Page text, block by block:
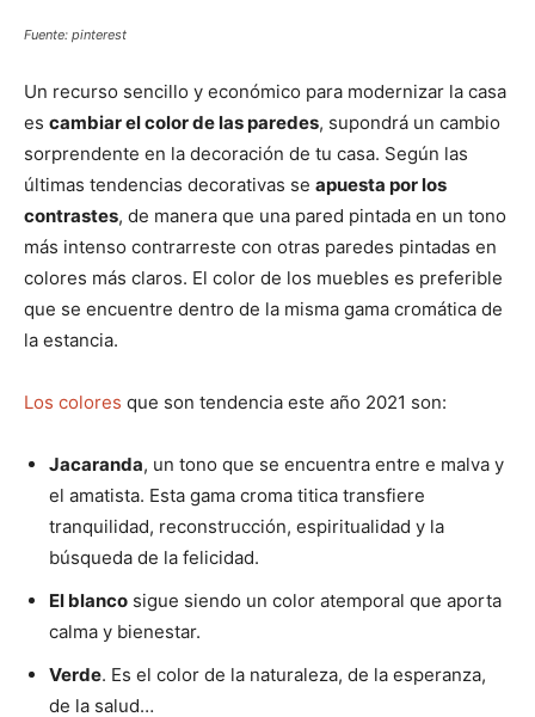
Fuente: pinterest
Un recurso sencillo y económico para modernizar la casa
es cambiar el color de las paredes, supondrá un cambio
sorprendente en la decoración de tu casa. Según las
últimas tendencias decorativas se apuesta por los
contrastes, de manera que una pared pintada en un tono
más intenso contrarreste con otras paredes pintadas en
colores más claros. El color de los muebles es preferible
que se encuentre dentro de la misma gama cromática de
la estancia.
Los colores que son tendencia este año 2021 son:
Jacaranda, un tono que se encuentra entre e malva y
el amatista. Esta gama croma titica transfiere
tranquilidad, reconstrucción, espiritualidad y la
búsqueda de la felicidad.
El blanco sigue siendo un color atemporal que aporta
calma y bienestar.
Verde. Es el color de la naturaleza, de la esperanza,
de la salud…